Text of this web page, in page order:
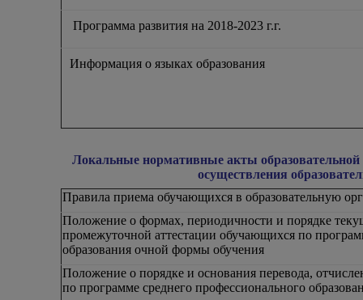
Программа развития на 2018-2023 г.г.
Информация о языках образования
Локальные нормативные акты
осуществления
Правила приема обучающихся в образовательную
Положение о формах, периодичности и порядке
промежуточной аттестации обучающихся по
образования очной формы обучения
Положение о порядке и основания перевода,
по программе среднего профессионального